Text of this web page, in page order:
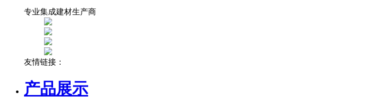
专业集成建材生产商
友情链接：
产品展示